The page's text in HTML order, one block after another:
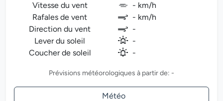
Vitesse du vent
- km/h
Rafales de vent
- km/h
Direction du vent
-
Lever du soleil
-
Coucher de soleil
-
Prévisions météorologiques à partir de: -
Météo